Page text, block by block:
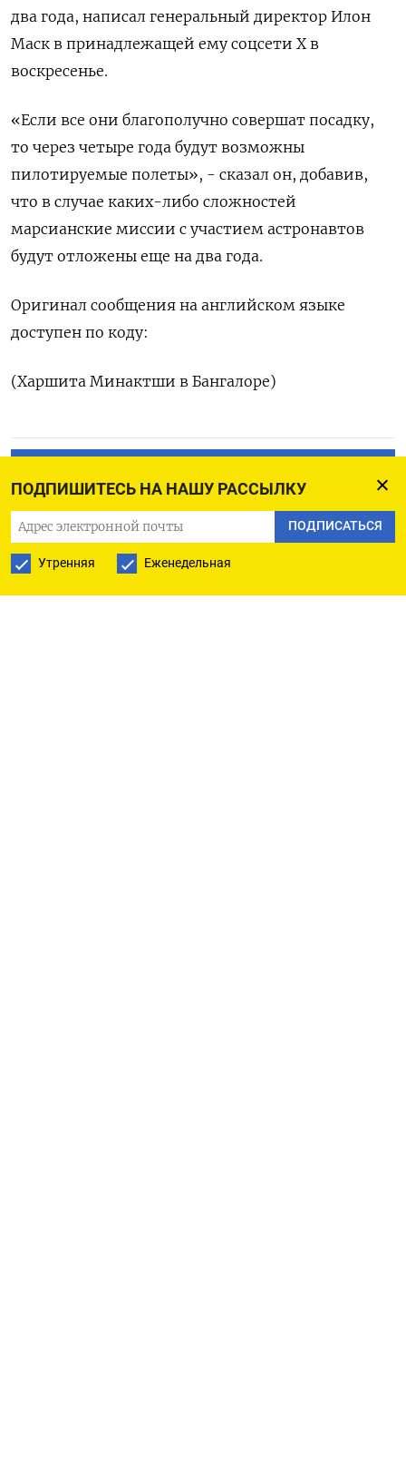
ПОДПИШИТЕСЬ НА НАШУ РАССЫЛКУ
ПОДПИСАТЬСЯ
Утренняя Еженедельная
два года, написал генеральный директор Илон
Маск в принадлежащей ему соцсети X в
воскресенье.
«Если все они благополучно совершат посадку,
то через четыре года будут возможны
пилотируемые полеты», - сказал он, добавив,
что в случае каких-либо сложностей
марсианские миссии с участием астронавтов
будут отложены еще на два года.
Оригинал сообщения на английском языке
доступен по коду:
(Харшита Минактши в Бангалоре)
ПОДПИСАТЬСЯ В GOOGLE